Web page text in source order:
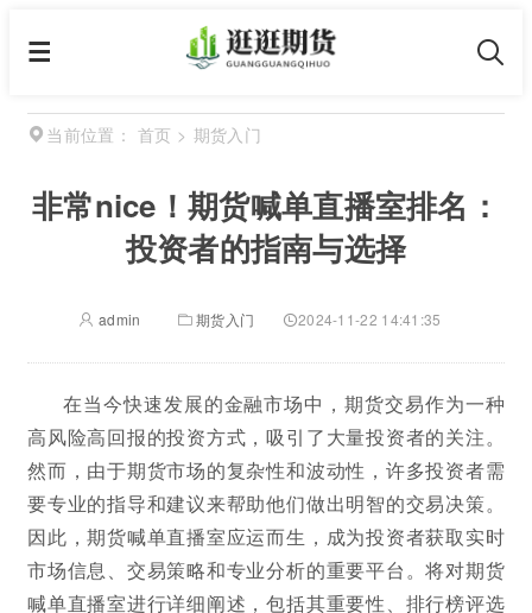
当前位置： 首页 > 期货入门
非常nice！期货喊单直播室排名：
投资者的指南与选择
admin 期货入门 2024-11-22 14:41:35
在当今快速发展的金融市场中，期货交易作为一种
高风险高回报的投资方式，吸引了大量投资者的关注。
然而，由于期货市场的复杂性和波动性，许多投资者需
要专业的指导和建议来帮助他们做出明智的交易决策。
因此，期货喊单直播室应运而生，成为投资者获取实时
市场信息、交易策略和专业分析的重要平台。将对期货
喊单直播室进行详细阐述，包括其重要性、排行榜评选